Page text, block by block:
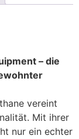
– die
vereint
Mit ihrer
nur ein echter